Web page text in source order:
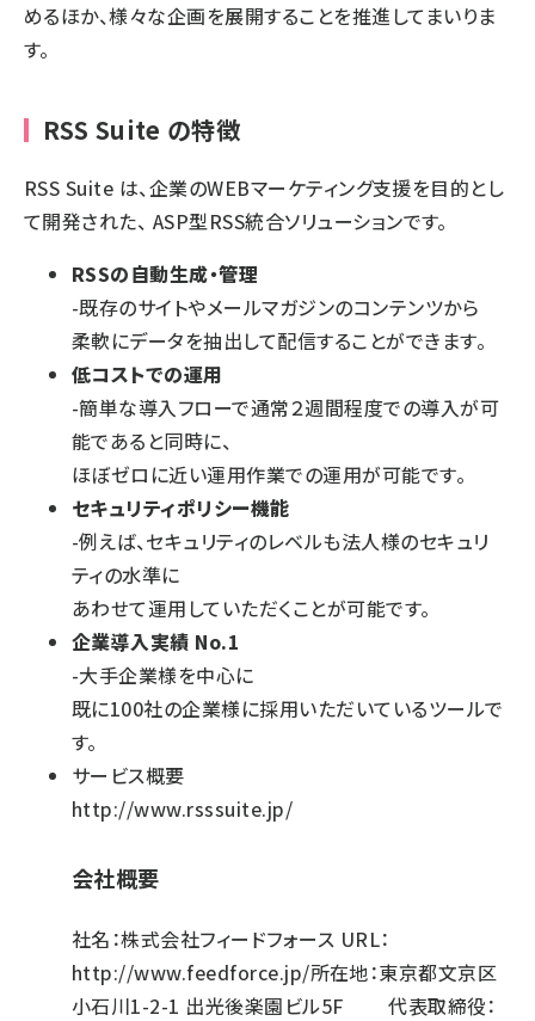
めるほか、様々な企画を展開することを推進してまいりま
す。
RSS Suite の特徴
RSS Suite は、企業のWEBマーケティング支援を目的とし
て開発された、 ASP型RSS統合ソリューションです。
RSSの自動生成・管理
-既存のサイトやメールマガジンのコンテンツから
柔軟にデータを抽出して配信することができます。
低コストでの運用
-簡単な導入フローで通常２週間程度での導入が可
能であると同時に、
ほぼゼロに近い運用作業での運用が可能です。
セキュリティポリシー機能
-例えば、セキュリティのレベルも法人様のセキュリ
ティの水準に
あわせて運用していただくことが可能です。
企業導入実績 No.1
-大手企業様を中心に
既に100社の企業様に採用いただいているツールで
す。
サービス概要
http://www.rsssuite.jp/
会社概要
社名：株式会社フィードフォース URL：
http://www.feedforce.jp/所在地：東京都文京区
小石川1-2-1 出光後楽園ビル5F 代表取締役：